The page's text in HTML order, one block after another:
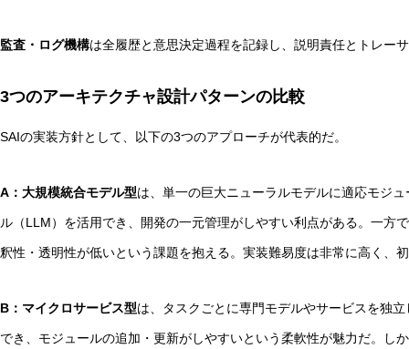
監査・ログ機構は全履歴と意思決定過程を記録し、説明責任とトレー
3つのアーキテクチャ設計パターンの比較
SAIの実装方針として、以下の3つのアプローチが代表的だ。
A：大規模統合モデル型は、単一の巨大ニューラルモデルに適応モジ
ル（LLM）を活用でき、開発の一元管理がしやすい利点がある。一方
釈性・透明性が低いという課題を抱える。実装難易度は非常に高く、
B：マイクロサービス型は、タスクごとに専門モデルやサービスを独
でき、モジュールの追加・更新がしやすいという柔軟性が魅力だ。し